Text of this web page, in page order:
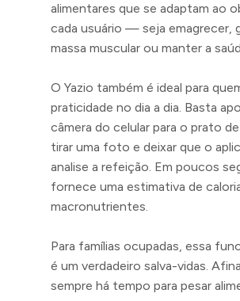
alimentares que se adaptam ao
cada usuário — seja emagrecer,
massa muscular ou manter a
O Yazio também é ideal para
praticidade no dia a dia. Basta
câmera do celular para o prato
tirar uma foto e deixar que o
analise a refeição. Em poucos
fornece uma estimativa de
macronutrientes.
Para famílias ocupadas, essa
é um verdadeiro salva-vidas.
sempre há tempo para pesar